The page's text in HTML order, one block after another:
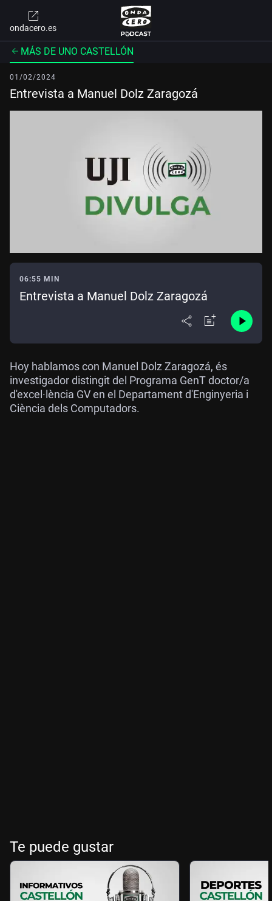
ondacero.es
MÁS DE UNO CASTELLÓN
01/02/2024
Entrevista a Manuel Dolz Zaragozá
06:55 MIN
Entrevista a Manuel Dolz Zaragozá
Hoy hablamos con Manuel Dolz Zaragozá, és
investigador distingit del Programa GenT doctor/a
d'excel·lència GV en el Departament d'Enginyeria i
Ciència dels Computadors.
Te puede gustar